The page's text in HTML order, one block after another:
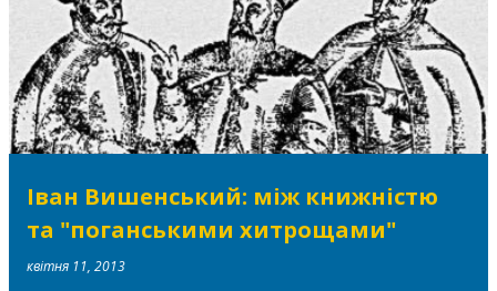
Іван Вишенський: між книжністю
та "поганськими хитрощами"
квітня 11, 2013